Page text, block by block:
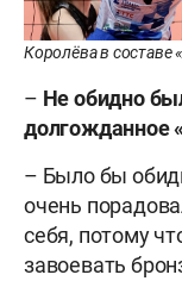
Королёва в составе
– Не обидно
долгожданное
– Было бы
очень
себя, потому
завоевать